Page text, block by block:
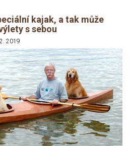
kajak, a tak může
s sebou
2019